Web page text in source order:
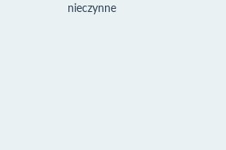
nieczynne